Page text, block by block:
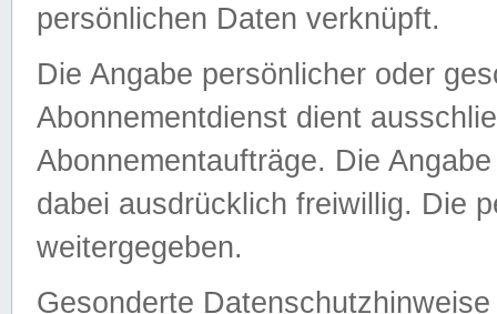
persönlichen Daten verknüpft.
Die Angabe persönlicher oder
Abonnementdienst dient
Abonnementaufträge. Die
dabei ausdrücklich freiwillig. Die
weitergegeben.
Gesonderte